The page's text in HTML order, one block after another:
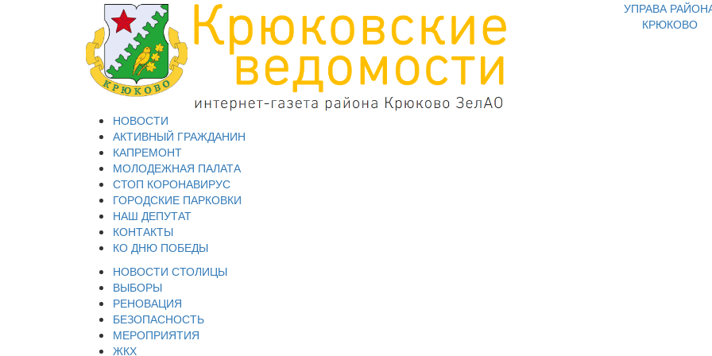
УПРАВА
КРЮКОВО
НОВОСТИ
АКТИВНЫЙ ГРАЖДАНИН
КАПРЕМОНТ
МОЛОДЕЖНАЯ ПАЛАТА
СТОП КОРОНАВИРУС
ГОРОДСКИЕ ПАРКОВКИ
НАШ ДЕПУТАТ
КОНТАКТЫ
КО ДНЮ ПОБЕДЫ
НОВОСТИ СТОЛИЦЫ
ВЫБОРЫ
РЕНОВАЦИЯ
БЕЗОПАСНОСТЬ
МЕРОПРИЯТИЯ
ЖКХ